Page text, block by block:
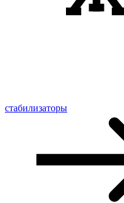
стабилизаторы